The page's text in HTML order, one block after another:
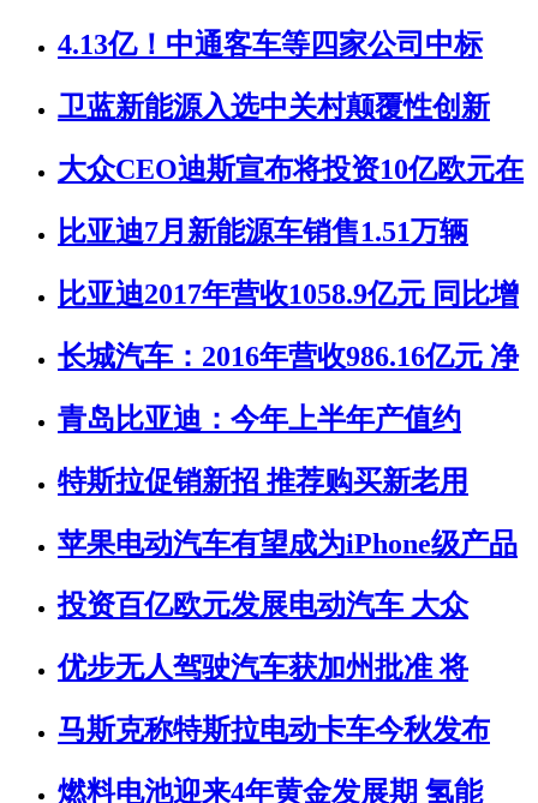
4.13亿！中通客车等四家公司中标
卫蓝新能源入选中关村颠覆性创新
大众CEO迪斯宣布将投资10亿欧元在
比亚迪7月新能源车销售1.51万辆
比亚迪2017年营收1058.9亿元 同比增
长城汽车：2016年营收986.16亿元 净
青岛比亚迪：今年上半年产值约
特斯拉促销新招 推荐购买新老用
苹果电动汽车有望成为iPhone级产品
投资百亿欧元发展电动汽车 大众
优步无人驾驶汽车获加州批准 将
马斯克称特斯拉电动卡车今秋发布
燃料电池迎来4年黄金发展期 氢能